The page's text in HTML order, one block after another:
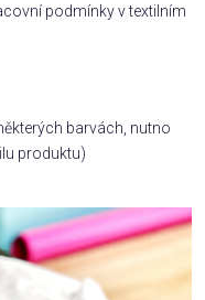
podmínky v textilním
barvách, nutno
produktu)